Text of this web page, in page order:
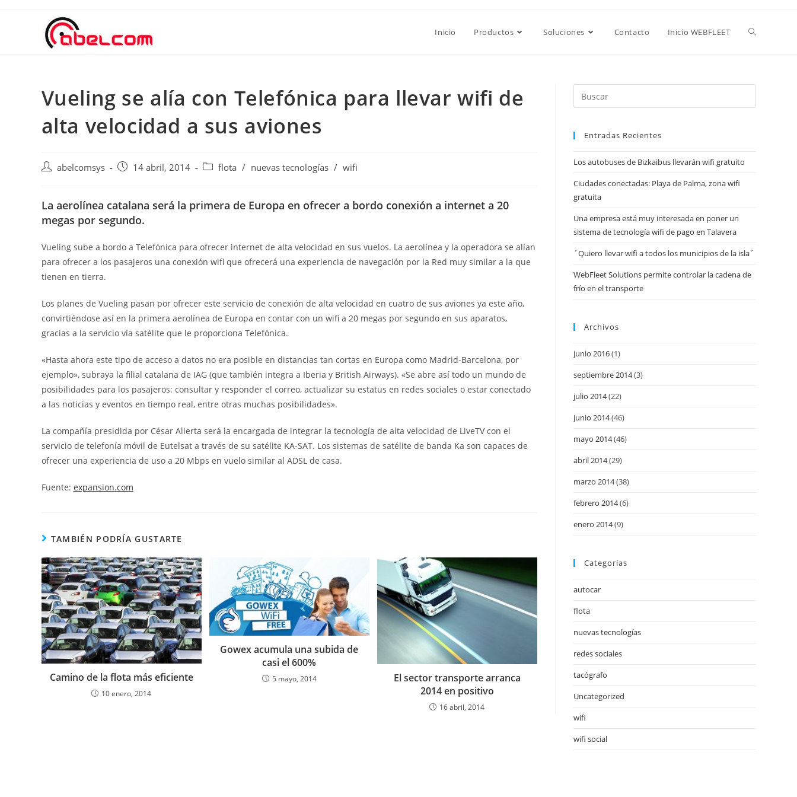
Inicio Productos Soluciones Contacto Inicio WEBFLEET
Vueling se alía con Telefónica para llevar wifi de
alta velocidad a sus aviones
abelcomsys 14 abril, 2014 flota / nuevas tecnologías / wifi
La aerolínea catalana será la primera de Europa en ofrecer a bordo conexión a internet a 20
megas por segundo.
Vueling sube a bordo a Telefónica para ofrecer internet de alta velocidad en sus vuelos. La aerolínea y la operadora se alían
para ofrecer a los pasajeros una conexión wifi que ofrecerá una experiencia de navegación por la Red muy similar a la que
tienen en tierra.
Los planes de Vueling pasan por ofrecer este servicio de conexión de alta velocidad en cuatro de sus aviones ya este año,
convirtiéndose así en la primera aerolínea de Europa en contar con un wifi a 20 megas por segundo en sus aparatos,
gracias a la servicio vía satélite que le proporciona Telefónica.
«Hasta ahora este tipo de acceso a datos no era posible en distancias tan cortas en Europa como Madrid-Barcelona, por
ejemplo», subraya la filial catalana de IAG (que también integra a Iberia y British Airways). «Se abre así todo un mundo de
posibilidades para los pasajeros: consultar y responder el correo, actualizar su estatus en redes sociales o estar conectado
a las noticias y eventos en tiempo real, entre otras muchas posibilidades».
La compañía presidida por César Alierta será la encargada de integrar la tecnología de alta velocidad de LiveTV con el
servicio de telefonía móvil de Eutelsat a través de su satélite KA-SAT. Los sistemas de satélite de banda Ka son capaces de
ofrecer una experiencia de uso a 20 Mbps en vuelo similar al ADSL de casa.
Fuente: expansion.com
TAMBIÉN PODRÍA GUSTARTE
Camino de la flota más eficiente
10 enero, 2014
Gowex acumula una subida de
casi el 600%
5 mayo, 2014
El sector transporte arranca
2014 en positivo
16 abril, 2014
Entradas Recientes
Los autobuses de Bizkaibus llevarán wifi gratuito
Ciudades conectadas: Playa de Palma, zona wifi
gratuita
Una empresa está muy interesada en poner un
sistema de tecnología wifi de pago en Talavera
´Quiero llevar wifi a todos los municipios de la isla´
WebFleet Solutions permite controlar la cadena de
frío en el transporte
Archivos
junio 2016(1)
septiembre 2014(3)
julio 2014(22)
junio 2014(46)
mayo 2014(46)
abril 2014(29)
marzo 2014(38)
febrero 2014(6)
enero 2014(9)
Categorías
autocar
flota
nuevas tecnologías
redes sociales
tacógrafo
Uncategorized
wifi
wifi social